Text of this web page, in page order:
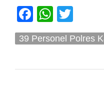
Facebook
39 Personel Polres